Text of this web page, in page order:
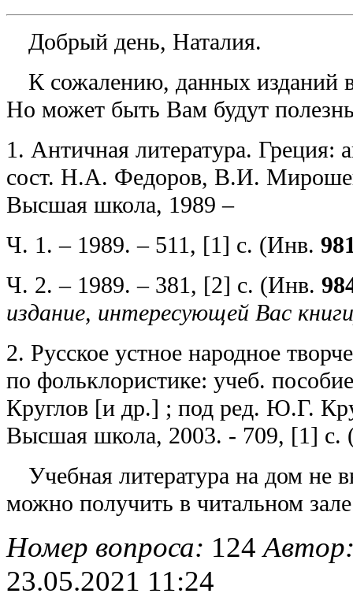
Добрый день, Наталия.
К сожалению, данных
Но может быть Вам будут
1. Античная литература. Греция:
сост. Н.А. Федоров, В.И.
Высшая школа, 1989 –
Ч. 1. – 1989. – 511, [1] с. (Инв.
Ч. 2. – 1989. – 381, [2] с. (Инв.
издание, интересующей Вас
2. Русское устное народное
по фольклористике: учеб.
Круглов [и др.] ; под ред. Ю.Г.
Высшая школа, 2003. - 709, [1] с.
Учебная литература на дом не
можно получить в читальном
Номер вопроса: 124
23.05.2021 11:24